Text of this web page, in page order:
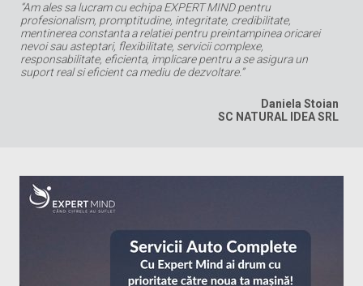
“Am ales sa lucram cu echipa EXPERT MIND pentru
profesionalism, promptitudine, integritate, credibilitate,
mentinerea constanta a relatiei pentru preintampinea oricarei
nevoi sau asteptari, flexibilitate, servicii complexe,
responsabilitate, eficienta, implicare pentru a se asigura un
suport real si eficient ca mediu de dezvoltare.”
Daniela Stoian
SC NATURAL IDEA SRL